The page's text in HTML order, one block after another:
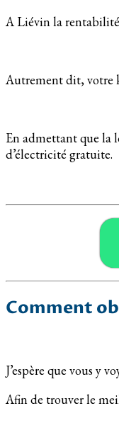
A Liévin la rentabilité
Autrement dit, votre
En admettant que la
d’électricité gratuite.
Comment
J’espère que vous y
Afin de trouver le